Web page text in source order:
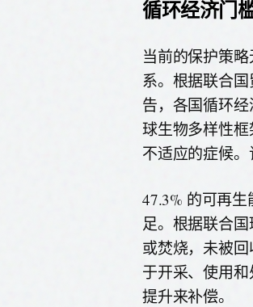
循环经济门
当前的保护策
系。根据联合国
告，各国循环
球生物多样性
不适应的症候。
47.3% 的可再
足。根据联合
或焚烧，未被
于开采、使用
提升来补偿。